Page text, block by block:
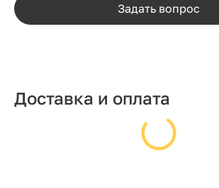
Задать вопрос
Доставка и оплата